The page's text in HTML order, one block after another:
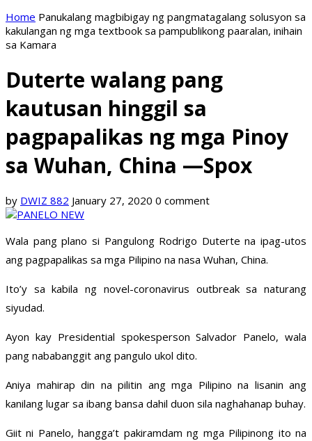
Home Panukalang magbibigay ng pangmatagalang solusyon sa
kakulangan ng mga textbook sa pampublikong paaralan, inihain
sa Kamara
Duterte walang pang
kautusan hinggil sa
pagpapalikas ng mga Pinoy
sa Wuhan, China —Spox
by DWIZ 882 January 27, 2020 0 comment
Wala pang plano si Pangulong Rodrigo Duterte na ipag-utos
ang pagpapalikas sa mga Pilipino na nasa Wuhan, China.
Ito’y sa kabila ng novel-coronavirus outbreak sa naturang
siyudad.
Ayon kay Presidential spokesperson Salvador Panelo, wala
pang nababanggit ang pangulo ukol dito.
Aniya mahirap din na pilitin ang mga Pilipino na lisanin ang
kanilang lugar sa ibang bansa dahil duon sila naghahanap buhay.
Giit ni Panelo, hangga’t pakiramdam ng mga Pilipinong ito na